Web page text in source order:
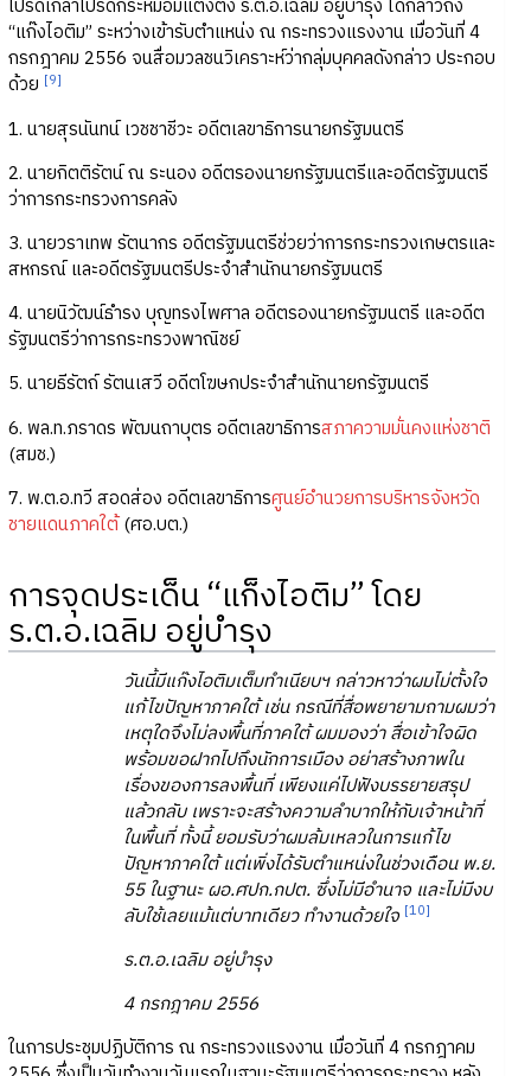
โปรดเกล้าโปรดกระหม่อมแต่งตั้ง ร.ต.อ.เฉลิม อยู่บำรุง ได้กล่าวถึง
“แก๊งไอติม” ระหว่างเข้ารับตำแหน่ง ณ กระทรวงแรงงาน เมื่อวันที่ 4
กรกฎาคม 2556 จนสื่อมวลชนวิเคราะห์ว่ากลุ่มบุคคลดังกล่าว ประกอบ
ด้วย [9]
1. นายสุรนันทน์ เวชชาชีวะ อดีตเลขาธิการนายกรัฐมนตรี
2. นายกิตติรัตน์ ณ ระนอง อดีตรองนายกรัฐมนตรีและอดีตรัฐมนตรี
ว่าการกระทรวงการคลัง
3. นายวราเทพ รัตนากร อดีตรัฐมนตรีช่วยว่าการกระทรวงเกษตรและ
สหกรณ์ และอดีตรัฐมนตรีประจำสำนักนายกรัฐมนตรี
4. นายนิวัฒน์ธำรง บุญทรงไพศาล อดีตรองนายกรัฐมนตรี และอดีต
รัฐมนตรีว่าการกระทรวงพาณิชย์
5. นายธีรัตถ์ รัตนเสวี อดีตโฆษกประจำสำนักนายกรัฐมนตรี
6. พล.ท.ภราดร พัฒนถาบุตร อดีตเลขาธิการสภาความมั่นคงแห่งชาติ
(สมช.)
7. พ.ต.อ.ทวี สอดส่อง อดีตเลขาธิการศูนย์อำนวยการบริหารจังหวัด
ชายแดนภาคใต้(ศอ.บต.)
การจุดประเด็น “แก็งไอติม” โดย
ร.ต.อ.เฉลิม อยู่บำรุง
วันนี้มีแก๊งไอติมเต็มทำเนียบฯ กล่าวหาว่าผมไม่ตั้งใจ
แก้ไขปัญหาภาคใต้ เช่น กรณีที่สื่อพยายามถามผมว่า
เหตุใดจึงไม่ลงพื้นที่ภาคใต้ ผมมองว่า สื่อเข้าใจผิด
พร้อมขอฝากไปถึงนักการเมือง อย่าสร้างภาพใน
เรื่องของการลงพื้นที่ เพียงแค่ไปฟังบรรยายสรุป
แล้วกลับ เพราะจะสร้างความลำบากให้กับเจ้าหน้าที่
ในพื้นที่ ทั้งนี้ ยอมรับว่าผมล้มเหลวในการแก้ไข
ปัญหาภาคใต้ แต่เพิ่งได้รับตำแหน่งในช่วงเดือน พ.ย.
55 ในฐานะ ผอ.ศปก.กปต. ซึ่งไม่มีอำนาจ และไม่มีงบ
ลับใช้เลยแม้แต่บาทเดียว ทำงานด้วยใจ [10]
ร.ต.อ.เฉลิม อยู่บำรุง
4 กรกฎาคม 2556
ในการประชุมปฏิบัติการ ณ กระทรวงแรงงาน เมื่อวันที่ 4 กรกฎาคม